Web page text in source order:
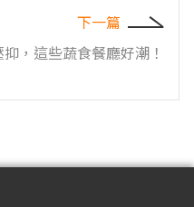
下一篇
，這些蔬食餐廳好潮！